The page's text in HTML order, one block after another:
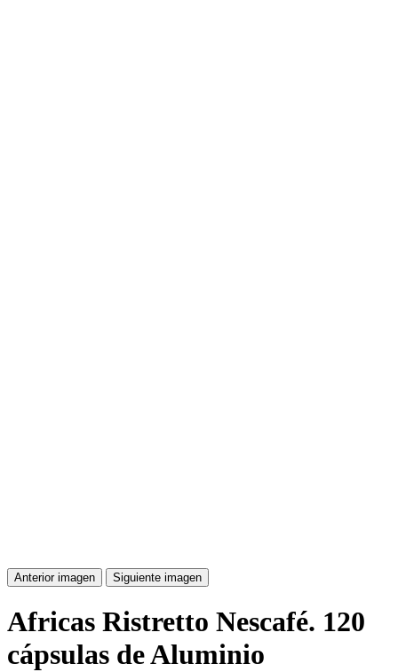
Anterior imagen Siguiente imagen
Africas Ristretto Nescafé. 120
cápsulas de Aluminio